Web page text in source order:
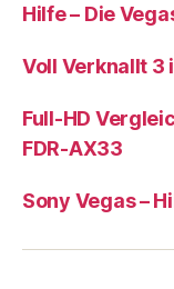
Hilfe – Die
Voll Verknallt 3
Full-HD
FDR-AX33
Sony Vegas –